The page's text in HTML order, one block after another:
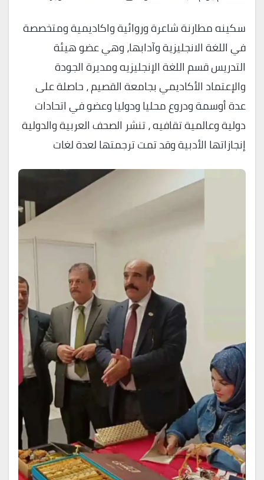
سكينه مطارنة شاعرة وروائية واكاديمية ومتخصصة
في اللغة الانجليزية وآدابها، وهي عضو هيئة
التدريس قسم اللغة الإنجليزيه ومديرة الجودة
والإعتماد الأكاديمي بجامعة القصيم ، حاصلة على
عدة أوسمة ودروع محليا ودوليا وعضو في اتحادات
دولية وعالمية تقافيه ، تنشر الصحف العربية والدولية
إنجازاتها الأدبية وقد تمت ترجمتها لعدة لغات